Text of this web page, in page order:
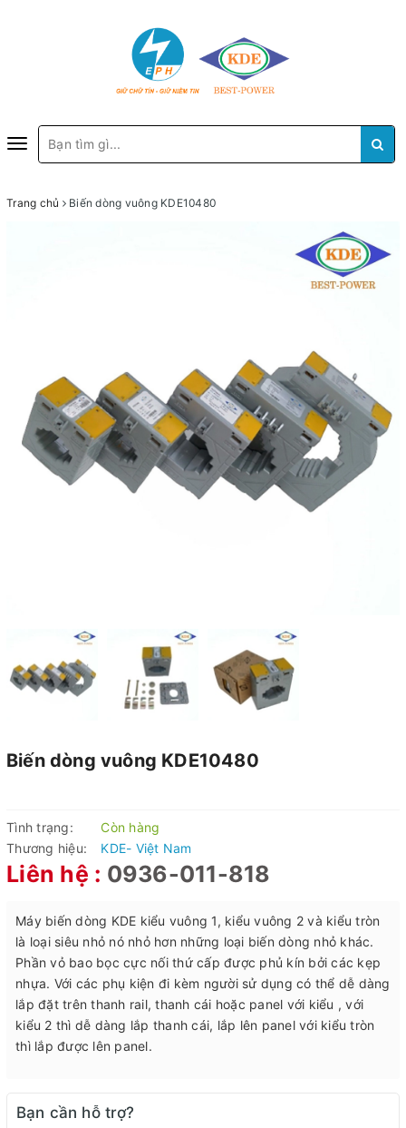
Toggle
navigation
Trang chủ Biến dòng vuông KDE10480
Biến dòng vuông KDE10480
Tình trạng:
Còn hàng
Thương hiệu:
KDE- Việt Nam
Liên hệ : 0936-011-818
Máy biến dòng KDE kiểu vuông 1, kiểu vuông 2 và kiểu tròn
là loại siêu nhỏ nó nhỏ hơn những loại biến dòng nhỏ khác.
Phần vỏ bao bọc cực nối thứ cấp được phủ kín bởi các kẹp
nhựa. Với các phụ kiện đi kèm người sử dụng có thể dễ dàng
lắp đặt trên thanh rail, thanh cái hoặc panel với kiểu , với
kiểu 2 thì dễ dàng lắp thanh cái, lắp lên panel với kiểu tròn
thì lắp được lên panel.
Bạn cần hỗ trợ?